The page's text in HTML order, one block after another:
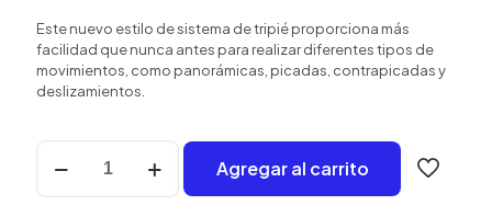
Este nuevo estilo de sistema de tripié proporciona más
facilidad que nunca antes para realizar diferentes tipos de
movimientos, como panorámicas, picadas, contrapicadas y
deslizamientos.
Libec
Tripie
Agregar al carrito